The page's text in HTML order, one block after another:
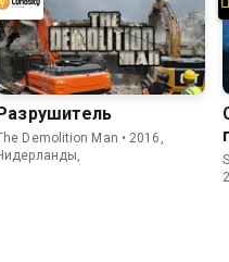
Demolition Man • 2016,